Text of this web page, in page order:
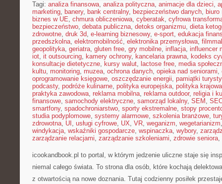
Tagi: analiza finansowa, analiza polityczna, animacje dla dzieci,
marketing, banery, bank centralny, bezpieczeństwo danych, biuro
biznes w UE, chmura obliczeniowa, cyberatak, cyfrowa
bezpieczeństwo, debata publiczna, detoks organizmu, dieta
zdrowotne, druk 3d, e-learning biznesowy, e-sport, edukacja
przedszkolna, elektromobilność, elektronika przemysłowa,
geopolityka, geriatra, gluten free, gry mobilne, inflacja, influencer
iot, it outsourcing, kamery ochrony, kancelaria prawna, kodeks
konsultacje dietetyczne, kursy walut, lactose free, media
kultu, monitoring, muzea, ochrona danych, opieka nad seniorami,
oprogramowanie księgowe, oszczędzanie energii, pamiątki
podcasty, podróże kulinarne, polityka europejska, polityka krajowa
praktyka zawodowa, reklama mobilna, reklama outdoor, religia i
finansowe, samochody elektryczne, samorząd lokalny, SEM ,
smartfony, spadochroniarstwo, sporty ekstremalne, stopy
studia podyplomowe, systemy alarmowe, szkolenia branżowe,
zdrowotna, UI , usługi cyfrowe, UX, VR, weganizm, wegetarianizm
windykacja, wskaźniki gospodarcze, wspinaczka, wybory,
zarządzanie relacjami, zarządzanie szkoleniami, zdrowie seniora,
icookandbook.pl to portal, w którym jedzenie uliczne staje się
niemal całego świata. To strona dla osób, które kochają
z otwartością na nowe doznania. Tutaj codzienny posiłek